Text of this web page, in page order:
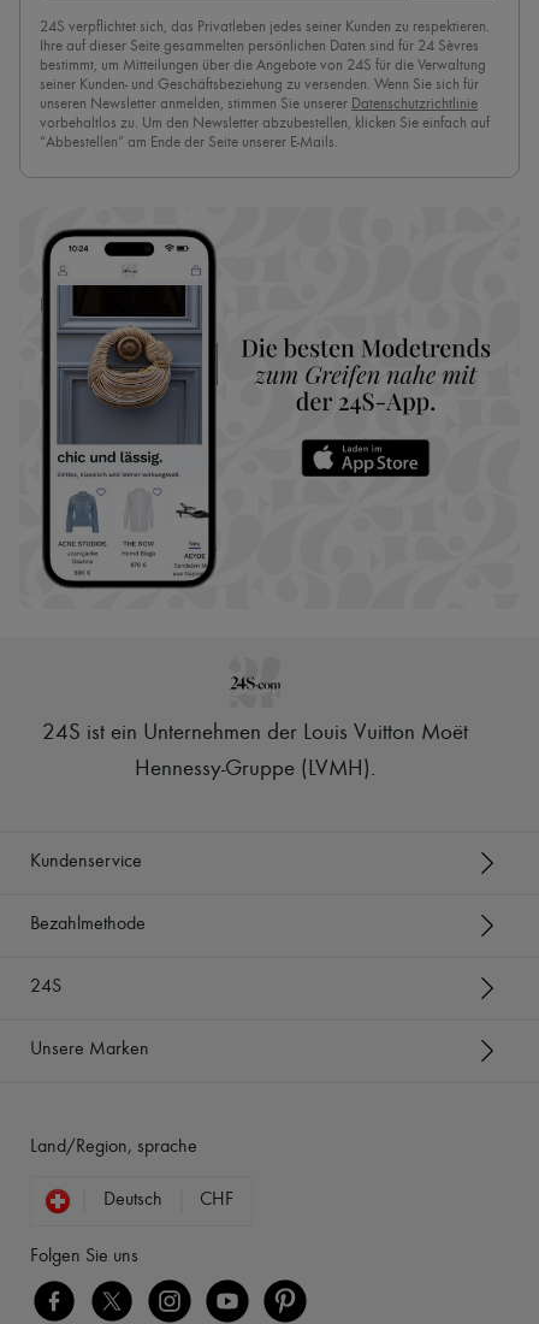
24S verpflichtet sich, das Privatleben jedes seiner Kunden zu respektieren.
Ihre auf dieser Seite gesammelten persönlichen Daten sind für 24 Sèvres
bestimmt, um Mitteilungen über die Angebote von 24S für die Verwaltung
seiner Kunden- und Geschäftsbeziehung zu versenden. Wenn Sie sich für
unseren Newsletter anmelden, stimmen Sie unserer Datenschutzrichtlinie
vorbehaltlos zu. Um den Newsletter abzubestellen, klicken Sie einfach auf
“Abbestellen” am Ende der Seite unserer E-Mails.
24S ist ein Unternehmen der Louis Vuitton Moët
Hennessy-Gruppe (LVMH).
Kundenservice
Bezahlmethode
24S
Unsere Marken
Land/Region, sprache
Deutsch CHF
Folgen Sie uns